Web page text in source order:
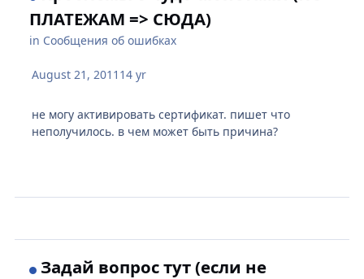
ПЛАТЕЖАМ => СЮДА)
in Сообщения об ошибках
August 21, 2011 14 yr
не могу активировать сертификат. пишет что
неполучилось. в чем может быть причина?
Задай вопрос тут (если не